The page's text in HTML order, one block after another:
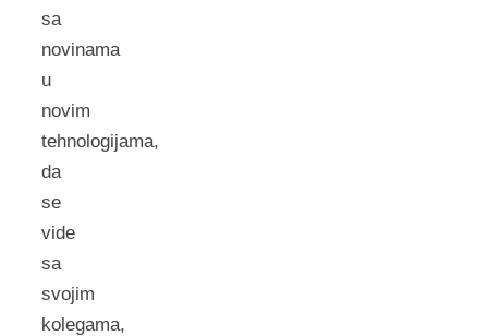
sa
novinama
u
novim
tehnologijama,
da
se
vide
sa
svojim
kolegama,